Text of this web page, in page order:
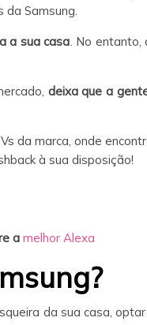
da Samsung.
a sua casa. No entanto,
deixa que a
da marca, onde
à sua disposição!
a melhor Alexa
da sua casa,